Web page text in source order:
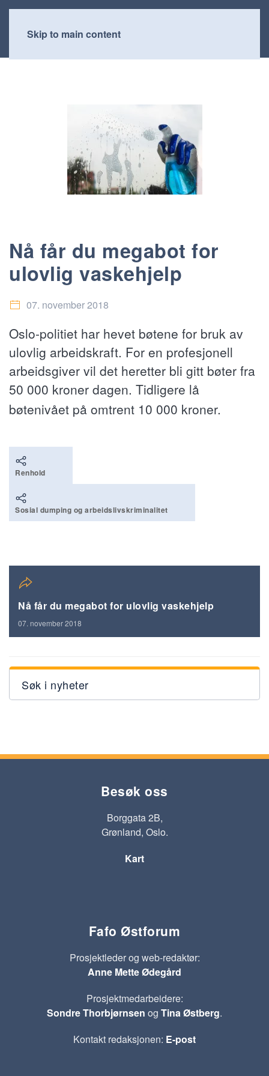
Skip to main content
Nå får du megabot for
ulovlig vaskehjelp
07. november 2018
Oslo-politiet har hevet bøtene for bruk av
ulovlig arbeidskraft. For en profesjonell
arbeidsgiver vil det heretter bli gitt bøter fra
50 000 kroner dagen. Tidligere lå
bøtenivået på omtrent 10 000 kroner.
Renhold
Sosial dumping og arbeidslivskriminalitet
Nå får du megabot for ulovlig vaskehjelp
07. november 2018
Søk i nyheter
Besøk oss
Borggata 2B,
Grønland, Oslo.
Kart
Fafo Østforum
Prosjektleder og web-redaktør:
Anne Mette Ødegård
Prosjektmedarbeidere:
Sondre Thorbjørnsen og Tina Østberg.
Kontakt redaksjonen: E-post